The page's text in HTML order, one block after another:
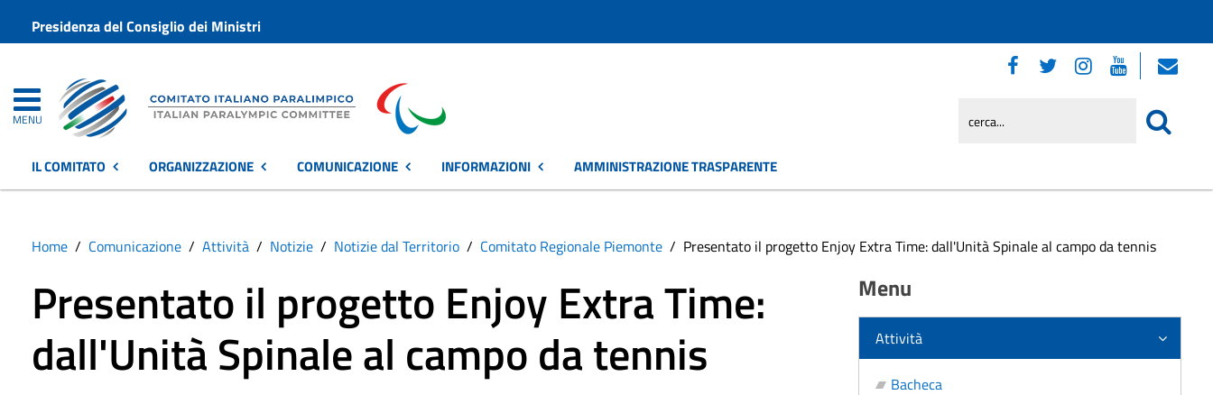
Presidenza del Consiglio dei Ministri
MENU
IL COMITATO ORGANIZZAZIONE COMUNICAZIONE INFORMAZIONI AMMINISTRAZIONE TRASPARENTE
Home Comunicazione Attività Notizie Notizie dal Territorio Comitato Regionale Piemonte Presentato il progetto Enjoy Extra Time: dall'Unità Spinale al campo da tennis
Presentato il progetto Enjoy Extra Time:
dall'Unità Spinale al campo da tennis
Menu
Attività
Bacheca